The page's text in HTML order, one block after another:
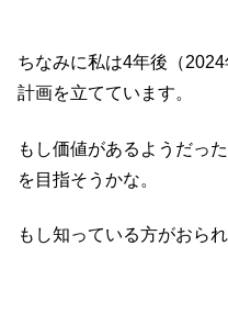
ちなみに私は4年後（
計画を立てています。
もし価値があるようだっ
を目指そうかな。
もし知っている方がおら